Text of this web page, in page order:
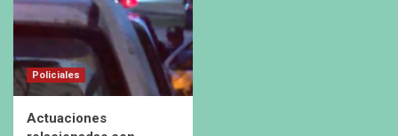
Policiales
Actuaciones